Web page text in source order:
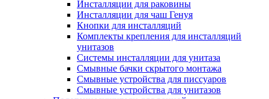
Инсталляции для раковины
Инсталляции для чаш Генуя
Кнопки для инсталляций
Комплекты крепления для инсталляций
унитазов
Системы инсталляции для унитаза
Смывные бачки скрытого монтажа
Смывные устройства для писсуаров
Смывные устройства для унитазов